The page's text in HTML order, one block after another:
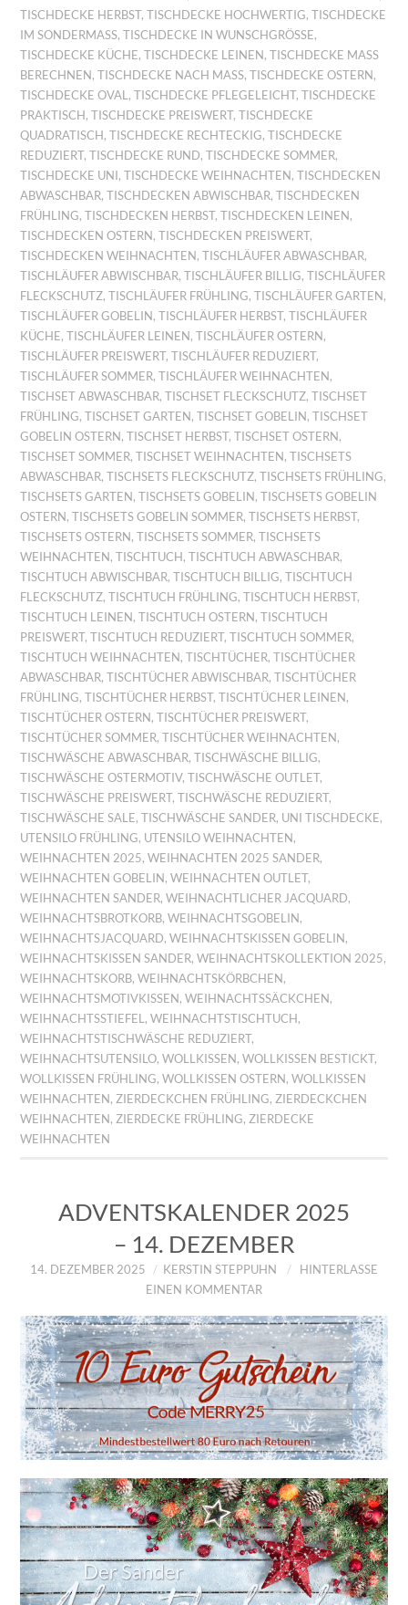
TISCHDECKE HERBST,TISCHDECKE HOCHWERTIG,TISCHDECKE
IM SONDERMASS ,TISCHDECKE IN WUNSCHGRÖSSE ,
TISCHDECKE KÜCHE,TISCHDECKE LEINEN,TISCHDECKE MASS B
ERECHNEN
,TISCHDECKE NACH MASS ,TISCHDECKE OSTERN,
TISCHDECKE OVAL ,TISCHDECKE PFLEGELEICHT,TISCHDECKE
PRAKTISCH,TISCHDECKE PREISWERT,TISCHDECKE
QUADRATISCH,TISCHDECKE RECHTECKIG,TISCHDECKE
REDUZIERT,TISCHDECKE RUND,TISCHDECKE SOMMER,
TISCHDECKE UNI,TISCHDECKE WEIHNACHTEN,TISCHDECKEN
ABWASCHBAR,TISCHDECKEN ABWISCHBAR,TISCHDECKEN
FRÜHLING,TISCHDECKEN HERBST,TISCHDECKEN LEINEN,
TISCHDECKEN OSTERN,TISCHDECKEN PREISWERT,
TISCHDECKEN WEIHNACHTEN,TISCHLÄUFER ABWASCHBAR,
TISCHLÄUFER ABWISCHBAR,TISCHLÄUFER BILLIG,TISCHLÄUFER
FLECKSCHUTZ,TISCHLÄUFER FRÜHLING,TISCHLÄUFER GARTEN,
TISCHLÄUFER GOBELIN,TISCHLÄUFER HERBST,TISCHLÄUFER
KÜCHE,TISCHLÄUFER LEINEN,TISCHLÄUFER OSTERN,
TISCHLÄUFER PREISWERT,TISCHLÄUFER REDUZIERT,
TISCHLÄUFER SOMMER,TISCHLÄUFER WEIHNACHTEN,
TISCHSET ABWASCHBAR,TISCHSET FLECKSCHUTZ,TISCHSET
FRÜHLING,TISCHSET GARTEN,TISCHSET GOBELIN,TISCHSET
GOBELIN OSTERN,TISCHSET HERBST,TISCHSET OSTERN,
TISCHSET SOMMER,TISCHSET WEIHNACHTEN,TISCHSETS
ABWASCHBAR,TISCHSETS FLECKSCHUTZ,TISCHSETS FRÜHLING,
TISCHSETS GARTEN,TISCHSETS GOBELIN,TISCHSETS GOBELIN
OSTERN,TISCHSETS GOBELIN SOMMER,TISCHSETS HERBST,
TISCHSETS OSTERN,TISCHSETS SOMMER,TISCHSETS
WEIHNACHTEN,TISCHTUCH,TISCHTUCH ABWASCHBAR,
TISCHTUCH ABWISCHBAR,TISCHTUCH BILLIG,TISCHTUCH
FLECKSCHUTZ,TISCHTUCH FRÜHLING,TISCHTUCH HERBST,
TISCHTUCH LEINEN,TISCHTUCH OSTERN,TISCHTUCH
PREISWERT,TISCHTUCH REDUZIERT,TISCHTUCH SOMMER,
TISCHTUCH WEIHNACHTEN,TISCHTÜCHER,TISCHTÜCHER
ABWASCHBAR,TISCHTÜCHER ABWISCHBAR,TISCHTÜCHER
FRÜHLING,TISCHTÜCHER HERBST,TISCHTÜCHER LEINEN,
TISCHTÜCHER OSTERN,TISCHTÜCHER PREISWERT,
TISCHTÜCHER SOMMER,TISCHTÜCHER WEIHNACHTEN,
TISCHWÄSCHE ABWASCHBAR,TISCHWÄSCHE BILLIG,
TISCHWÄSCHE OSTERMOTIV,TISCHWÄSCHE OUTLET,
TISCHWÄSCHE PREISWERT,TISCHWÄSCHE REDUZIERT,
TISCHWÄSCHE SALE,TISCHWÄSCHE SANDER, UNI TISCHDECKE,
UTENSILO FRÜHLING, UTENSILO WEIHNACHTEN,
WEIHNACHTEN 2025,WEIHNACHTEN 2025 SANDER,
WEIHNACHTEN GOBELIN,WEIHNACHTEN OUTLET,
WEIHNACHTEN SANDER,WEIHNACHTLICHER JACQUARD,
WEIHNACHTSBROTKORB,WEIHNACHTSGOBELIN,
WEIHNACHTSJACQUARD,WEIHNACHTSKISSEN GOBELIN,
WEIHNACHTSKISSEN SANDER,WEIHNACHTSKOLLEKTION 2025,
WEIHNACHTSKORB,WEIHNACHTSKÖRBCHEN,
WEIHNACHTSMOTIVKISSEN,WEIHNACHTSSÄCKCHEN,
WEIHNACHTSSTIEFEL ,WEIHNACHTSTISCHTUCH,
WEIHNACHTSTISCHWÄSCHE REDUZIERT,
WEIHNACHTSUTENSILO,WOLLKISSEN,WOLLKISSEN BESTICKT,
WOLLKISSEN FRÜHLING,WOLLKISSEN OSTERN,WOLLKISSEN
WEIHNACHTEN, ZIERDECKCHEN FRÜHLING, ZIERDECKCHEN
WEIHNACHTEN, ZIERDECKE FRÜHLING, ZIERDECKE
WEIHNACHTEN
ADVENTSKALENDER 2025
– 14. DEZEMBER
14. DEZEMBER 2025 KERSTIN STEPPUHN
HINTERLASSE
EINEN KOMMENTAR